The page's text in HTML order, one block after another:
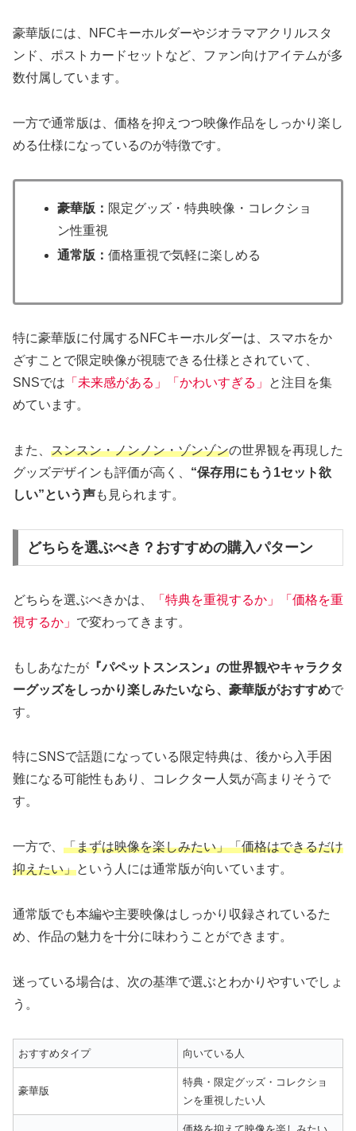
豪華版には、NFCキーホルダーやジオラマアクリルスタ
ンド、ポストカードセットなど、ファン向けアイテムが多
数付属しています。
一方で通常版は、価格を抑えつつ映像作品をしっかり楽し
める仕様になっているのが特徴です。
豪華版： 限定グッズ・特典映像・コレクショ
ン性重視
通常版：価格重視で気軽に楽しめる
特に豪華版に付属するNFCキーホルダーは、スマホをか
ざすことで限定映像が視聴できる仕様とされていて、
SNSでは 「未来感がある」「かわいすぎる」
と注目を集
めています。
また、 スンスン・ノンノン・ゾンゾンの世界観を再現した
グッズデザインも評価が高く、 “保存用にもう1セット欲
しい”という声も見られます。
どちらを選ぶべき？おすすめの購入パターン
どちらを選ぶべきかは、
「特典を重視するか」「価格を重
視するか」 で変わってきます。
もしあなたが 『パペットスンスン』の世界観やキャラクタ
ーグッズをしっかり楽しみたいなら、豪華版がおすすめで
す。
特にSNSで話題になっている限定特典は、後から入手困
難になる可能性もあり、コレクター人気が高まりそうで
す。
一方で、 「まずは映像を楽しみたい」「価格はできるだけ
抑えたい」という人には通常版が向いています。
通常版でも本編や主要映像はしっかり収録されているた
め、作品の魅力を十分に味わうことができます。
迷っている場合は、次の基準で選ぶとわかりやすいでしょ
う。
おすすめタイプ 向いている人
豪華版
特典・限定グッズ・コレクショ
ンを重視したい人